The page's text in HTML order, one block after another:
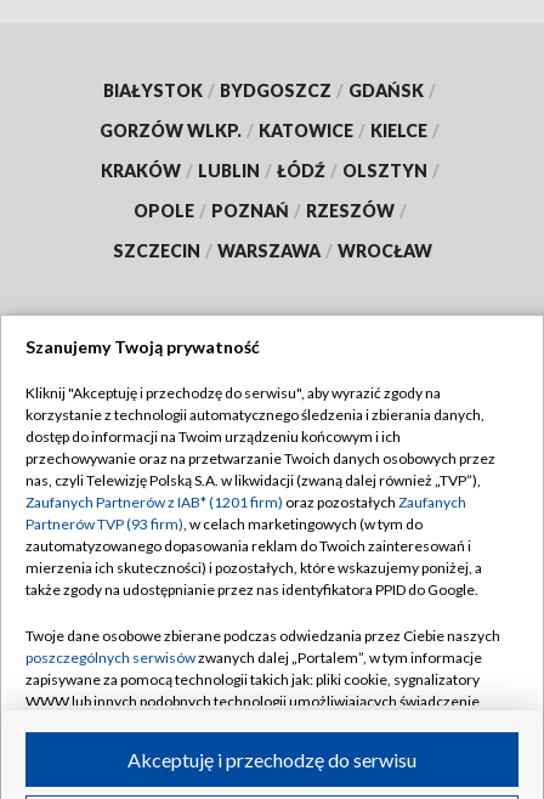
BIAŁYSTOK / BYDGOSZCZ / GDAŃSK /
GORZÓW WLKP. / KATOWICE / KIELCE /
KRAKÓW / LUBLIN / ŁÓDŹ / OLSZTYN /
OPOLE / POZNAŃ / RZESZÓW /
SZCZECIN / WARSZAWA / WROCŁAW
TVP
Abonament TVP
Emisja w TVP
Centrum informacji TVP
Naziemna Telewizja Cyfrowa
Rada Programowa
System NOS
Informacje o nadawcy
Program dla prasy
Regulamin TVP
Polityka prywatności
Moje zgody
Pomoc
Kontakt
Kanały
Szanujemy Twoją prywatność
Kliknij "Akceptuję i przechodzę do serwisu", aby wyrazić zgody na
korzystanie z technologii automatycznego śledzenia i zbierania danych,
dostęp do informacji na Twoim urządzeniu końcowym i ich
przechowywanie oraz na przetwarzanie Twoich danych osobowych przez
nas, czyli Telewizję Polską S.A. w likwidacji (zwaną dalej również „TVP”),
Zaufanych Partnerów z IAB* (1201 firm) oraz pozostałych Zaufanych
Partnerów TVP (93 firm), w celach marketingowych (w tym do
zautomatyzowanego dopasowania reklam do Twoich zainteresowań i
mierzenia ich skuteczności) i pozostałych, które wskazujemy poniżej, a
także zgody na udostępnianie przez nas identyfikatora PPID do Google.
Twoje dane osobowe zbierane podczas odwiedzania przez Ciebie naszych
poszczególnych serwisówzwanych dalej „Portalem”, w tym informacje
zapisywane za pomocą technologii takich jak: pliki cookie, sygnalizatory
WWW lub innych podobnych technologii umożliwiających świadczenie
ruchu w Internecie.Akceptuję i przechodzę do serwisu